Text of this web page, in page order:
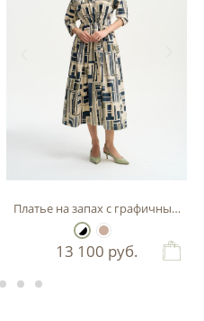
Платье на запах с графичным
13 100 руб.